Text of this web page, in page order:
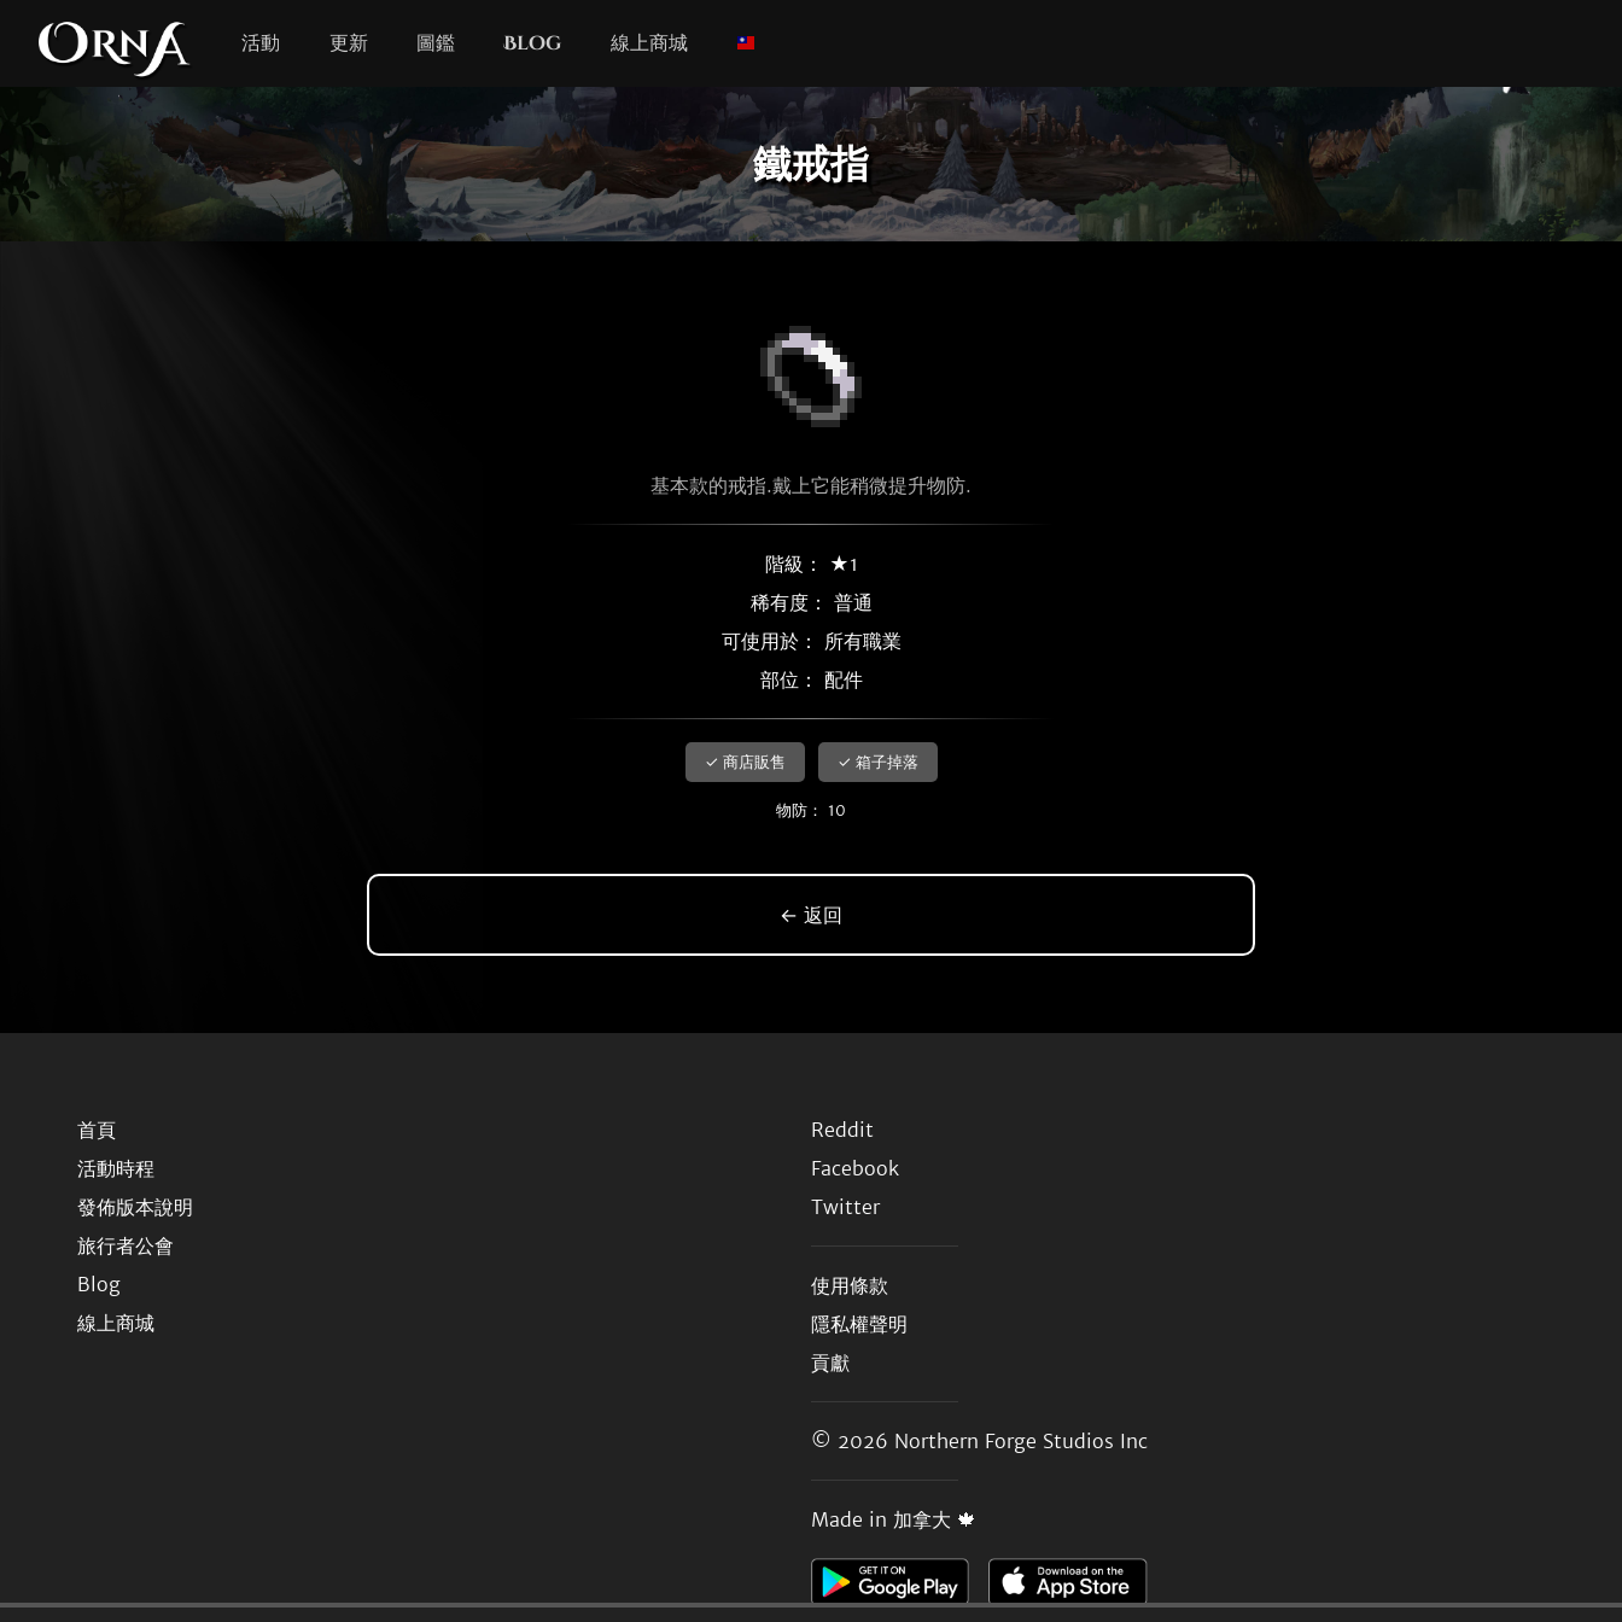
活動 更新 圖鑑 Blog 線上商城
鐵戒指
基本款的戒指.戴上它能稍微提升物防.
階級： ★1
稀有度： 普通
可使用於： 所有職業
部位： 配件
✓ 商店販售 ✓ 箱子掉落
物防： 10
← 返回
首頁
活動時程
發佈版本說明
旅行者公會
Blog
線上商城
Reddit
Facebook
Twitter
使用條款
隱私權聲明
貢獻
© 2026 Northern Forge Studios Inc
Made in 加拿大 🍁